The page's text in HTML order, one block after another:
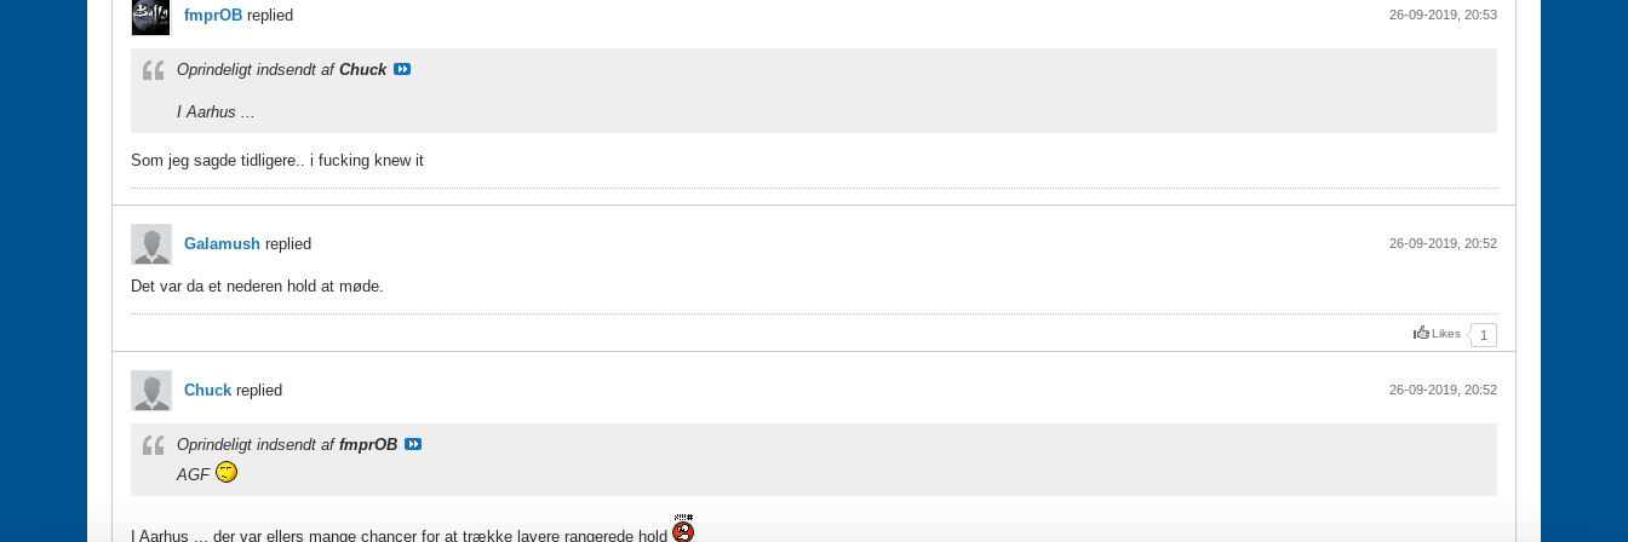
fmprOB replied 26-09-2019, 20:53
Oprindeligt indsendt af Chuck
I Aarhus ...
Som jeg sagde tidligere.. i fucking knew it
Galamush replied 26-09-2019, 20:52
Det var da et nederen hold at møde.
Likes 1
Chuck replied 26-09-2019, 20:52
Oprindeligt indsendt af fmprOB
AGF
I Aarhus ... der var ellers mange chancer for at trække lavere rangerede hold